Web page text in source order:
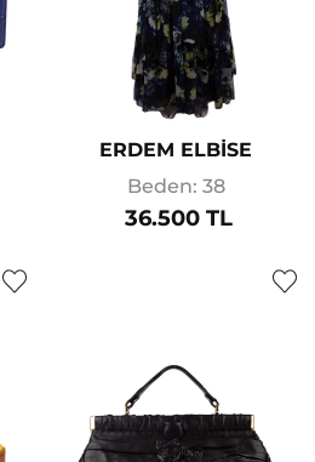
ERDEM ELBİSE
Beden: 38
36.500 TL